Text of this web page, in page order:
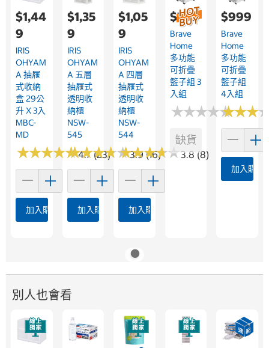
$1,44
9
IRIS
OHYAM
A 抽屜
式收納
盒 29公
升 X 3入
MBC-
MD
★★★★★
★★★★★4.7 (23)
加入購物車
$1,35
9
IRIS
OHYAM
A 五層
抽屜式
透明收
納櫃
NSW-
545
★★★★★
★★★★★3.9 (16)
加入購物車
$1,05
9
IRIS
OHYAM
A 四層
抽屜式
透明收
納櫃
NSW-
544
★★★★★
★★★★★3.8 (8)
加入購物車
$799
Brave
Home
多功能
可折疊
籃子組 3
入組
★★★★★
★★★★★
缺貨
$999
Brave
Home
多功能
可折疊
籃子組
4入組
★★★
★★★
加入購物
別人也會看